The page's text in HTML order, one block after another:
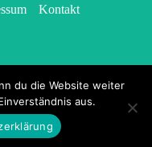
Kontakt
reserved.
du die Website weiter
aus.